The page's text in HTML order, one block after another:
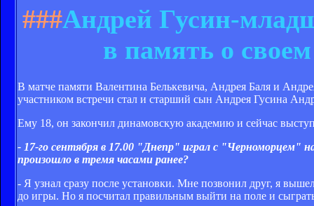
###Андрей Гусин-
в память о
В матче памяти Валентина Белькевича, Андрея Баля и
участником встречи стал и старший сын Андрея Гусина
Ему 18, он закончил динамовскую академию и сейчас
- 17-го сентября в 17.00 "Днепр" играл с "Черноморцем"
произошло в тремя часами ранее?
- Я узнал сразу после установки. Мне позвонил друг, я
до игры. Но я посчитал правильным выйти на поле и